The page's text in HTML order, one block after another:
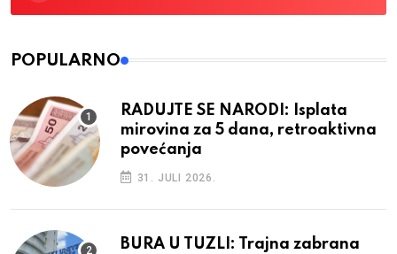
POPULARNO
RADUJTE SE NARODI: Isplata
mirovina za 5 dana, retroaktivna
povećanja
31. JULI 2026.
BURA U TUZLI: Trajna zabrana